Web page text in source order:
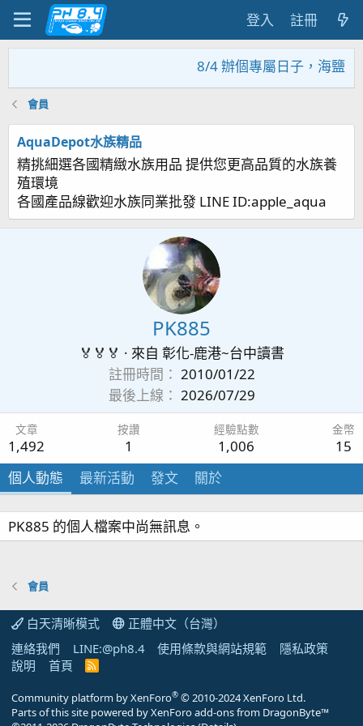
登入 註冊
8/4 辦個專屬日子，海鹽
會員
AquaDepot水族精品
精挑細選各國精緻水族用品 提供您更高品質的水族養
殖環境
各國產品線歡迎水族同業批發 LINE ID:apple_aqua
PK885
🏅🏅🏅 · 來自 彰化-鹿港~台中讀書
註冊時間
2010/01/22
最後上線
2026/07/29
文章
1,492
按讚
1
經驗點數
1,006
金幣
15
個人動態
最新活動 發文 關於
PK885 的個人檔案中尚無訊息。
會員
白天清晰模式
正體中文（台灣）
連絡我們
LINE:@ph8.4 使用條款與網站規範
隱私政策
說明
首頁
R
Community platform by XenForo® © 2010-2024 XenForo Ltd.
Parts of this site powered byXenForo add-ons from DragonByte™